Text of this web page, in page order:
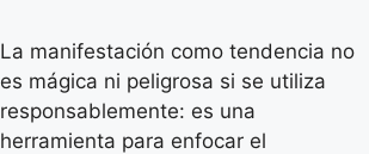
La manifestación como tendencia no
es mágica ni peligrosa si se utiliza
responsablemente: es una
herramienta para enfocar el